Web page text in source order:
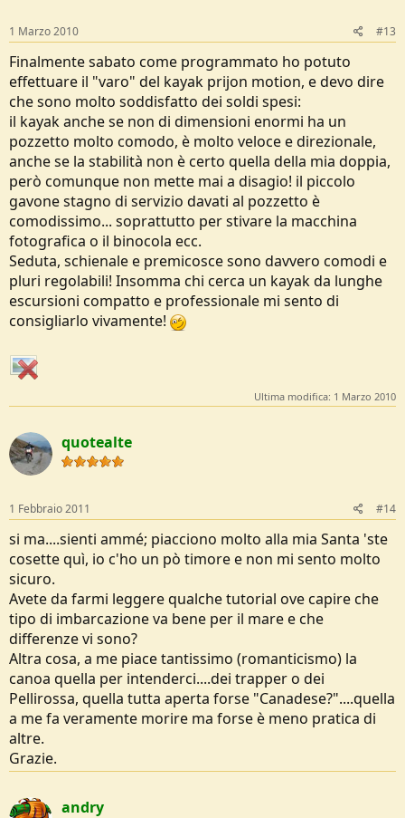
1 Marzo 2010 #13
Finalmente sabato come programmato ho potuto
effettuare il "varo" del kayak prijon motion, e devo dire
che sono molto soddisfatto dei soldi spesi:
il kayak anche se non di dimensioni enormi ha un
pozzetto molto comodo, è molto veloce e direzionale,
anche se la stabilità non è certo quella della mia doppia,
però comunque non mette mai a disagio! il piccolo
gavone stagno di servizio davati al pozzetto è
comodissimo... soprattutto per stivare la macchina
fotografica o il binocola ecc.
Seduta, schienale e premicosce sono davvero comodi e
pluri regolabili! Insomma chi cerca un kayak da lunghe
escursioni compatto e professionale mi sento di
consigliarlo vivamente!
Ultima modifica: 1 Marzo 2010
quotealte
1 Febbraio 2011 #14
si ma....sienti ammé; piacciono molto alla mia Santa 'ste
cosette quì, io c'ho un pò timore e non mi sento molto
sicuro.
Avete da farmi leggere qualche tutorial ove capire che
tipo di imbarcazione va bene per il mare e che
differenze vi sono?
Altra cosa, a me piace tantissimo (romanticismo) la
canoa quella per intenderci....dei trapper o dei
Pellirossa, quella tutta aperta forse "Canadese?"....quella
a me fa veramente morire ma forse è meno pratica di
altre.
Grazie.
andry